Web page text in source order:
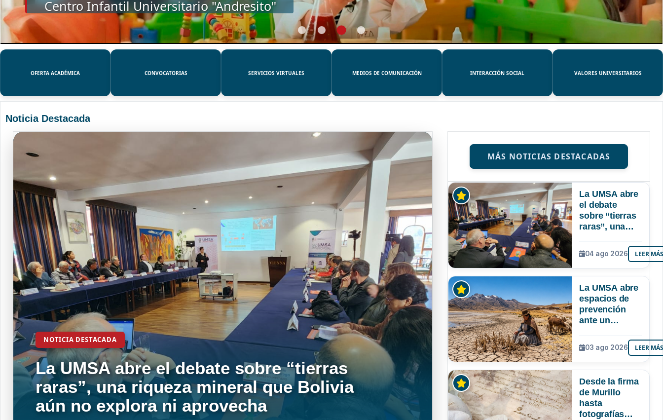
SSUE
OFERTA ACADÉMICA CONVOCATORIAS SERVICIOS VIRTUALES MEDIOS DE COMUNICACIÓN INTERACCIÓN SOCIAL VALORES UNIVERSITARIOS
Noticia Destacada
NOTICIA DESTACADA
La UMSA abre el debate sobre “tierras
raras”, una riqueza mineral que Bolivia
aún no explora ni aprovecha
MÁS NOTICIAS DESTACADAS
La UMSA abre
el debate
sobre “tierras
raras”, una
mineral que
Bolivia aún no
explora ni
04 ago 2026 LEER
La UMSA abre
espacios de
prevención
ante un
Niño que
podría superar
a los tres
Bolivia
03 ago 2026 LEER
Desde la firma
de Murillo
hasta
fotografías